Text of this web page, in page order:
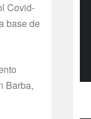
Covid-
base de
Barba,